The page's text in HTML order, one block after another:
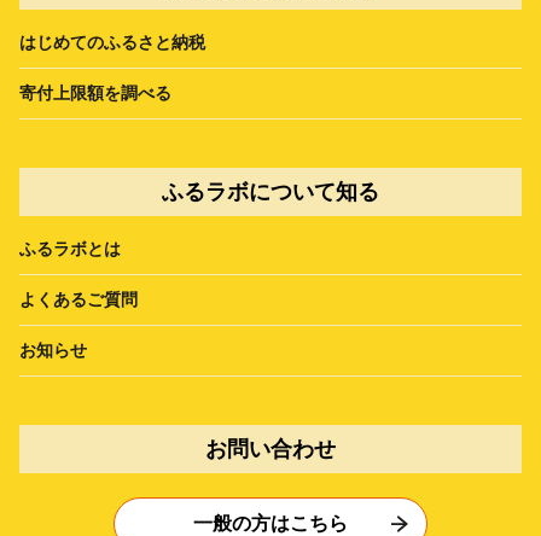
はじめてのふるさと納税
寄付上限額を調べる
ふるラボについて知る
ふるラボとは
よくあるご質問
お知らせ
お問い合わせ
一般の方はこちら